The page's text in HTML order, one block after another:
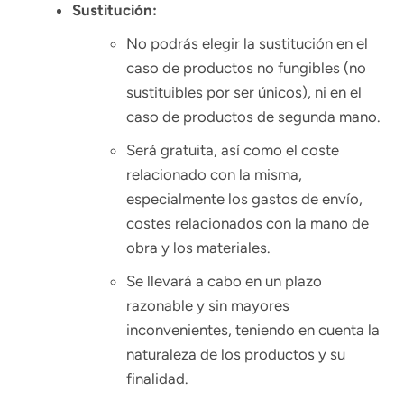
Sustitución:
No podrás elegir la sustitución en el
caso de productos no fungibles (no
sustituibles por ser únicos), ni en el
caso de productos de segunda mano.
Será gratuita, así como el coste
relacionado con la misma,
especialmente los gastos de envío,
costes relacionados con la mano de
obra y los materiales.
Se llevará a cabo en un plazo
razonable y sin mayores
inconvenientes, teniendo en cuenta la
naturaleza de los productos y su
finalidad.